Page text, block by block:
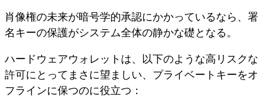
肖像権の未来が暗号学的承認にかかっているなら、署
名キーの保護がシステム全体の静かな礎となる。
ハードウェアウォレットは、以下のような高リスクな
許可にとってまさに望ましい、プライベートキーをオ
フラインに保つのに役立つ：